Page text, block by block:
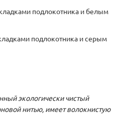
подлокотника и белым
подлокотника и серым
экологически чистый
нитью, имеет волокнистую